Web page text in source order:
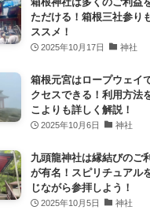
ただける！箱根三社参り
ススメ！
2025年10月17日 神社
箱根元宮はロープウェイ
クセスできる！利用方法
こよりも詳しく解説！
2025年10月6日 神社
九頭龍神社は縁結びのご
が有名！スピリチュアル
じながら参拝しよう！
2025年10月5日 神社